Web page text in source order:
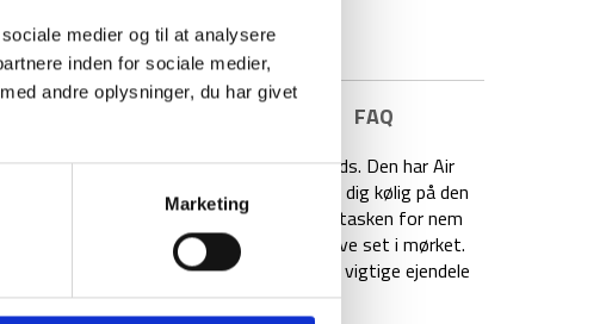
medier og til at analysere
inden for sociale medier,
andre oplysninger, du har givet
Marketing
FAQ
er en 4 liters bæltetaske med god plads. Den har Air
teknologi, der hjælper dig med at holde dig kølig på den
med, som sidder i midten af bæltetasken for nem
er reflekterende detaljer på, så du kan blive set i mørket.
kommer med lynlåslommer til de mest vigtige ejendele